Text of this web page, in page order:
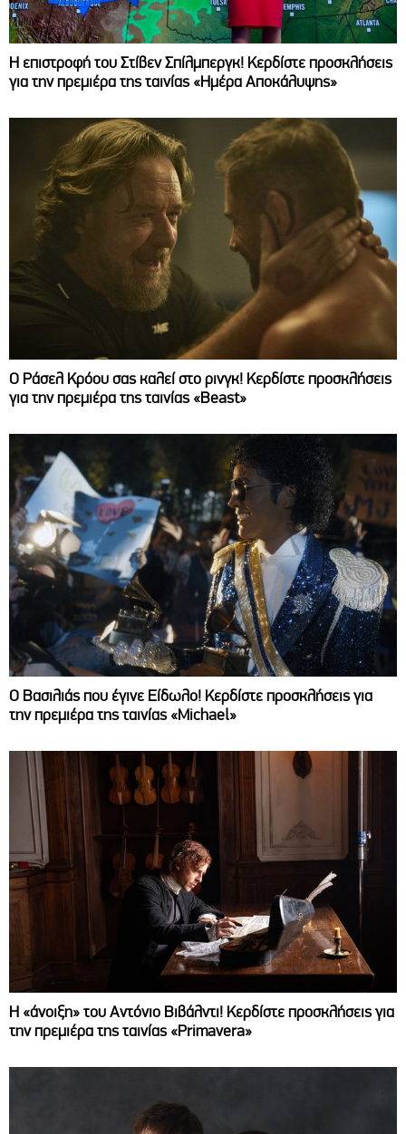
Η επιστροφή του Στίβεν Σπίλμπεργκ! Κερδίστε προσκλήσεις
για την πρεμιέρα της ταινίας «Ημέρα Αποκάλυψης»
Ο Ράσελ Κρόου σας καλεί στο ρινγκ! Κερδίστε προσκλήσεις
για την πρεμιέρα της ταινίας «Beast»
Ο Βασιλιάς που έγινε Είδωλο! Κερδίστε προσκλήσεις για
την πρεμιέρα της ταινίας «Michael»
Η «άνοιξη» του Αντόνιο Βιβάλντι! Κερδίστε προσκλήσεις για
την πρεμιέρα της ταινίας «Primavera»